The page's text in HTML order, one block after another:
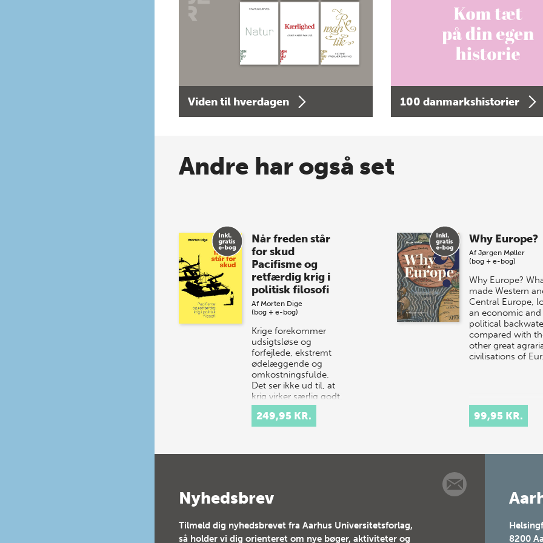
Viden til hverdagen 100 danmarkshistorier
Andre har også set
Når freden står
for skud
Pacifisme og
retfærdig krig i
politisk filosofi
Af Morten Dige
(bog + e-bog)
Krige forekommer
udsigtsløse og
forfejlede, ekstremt
ødelæggende og
omkostningsfulde.
Det ser ikke ud til, at
krig virker særlig godt.
Alligevel diskv…
249,95 KR.
Why Europe?
Af Jørgen Møller
(bog + e-bog)
Why Europe?
made Western
Central Europe,
an economic and
political
compared with
other great
civilisations of Eur…
99,95 KR.
Nyhedsbrev
Tilmeld dig nyhedsbrevet fra Aarhus Universitetsforlag,
så holder vi dig orienteret om nye bøger, aktiviteter og
8200